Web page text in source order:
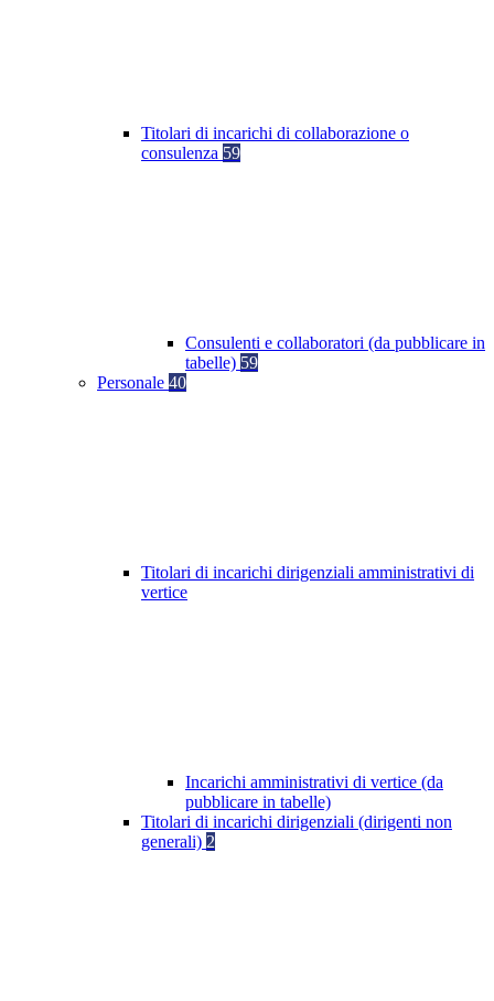
Titolari di incarichi di collaborazione o
consulenza 59
Consulenti e collaboratori (da pubblicare in
tabelle) 59
Personale 40
Titolari di incarichi dirigenziali amministrativi di
vertice
Incarichi amministrativi di vertice (da
pubblicare in tabelle)
Titolari di incarichi dirigenziali (dirigenti non
generali) 2